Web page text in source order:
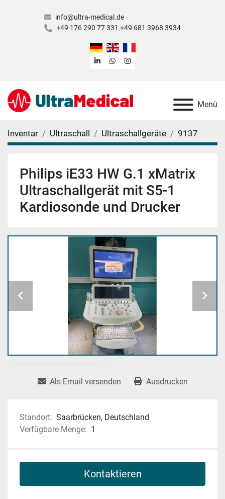
info@ultra-medical.de
+49 176 290 77 331 +49 681 3968 3934
linkedinwhatsappinstagram
Menü
Inventar Ultraschall Ultraschallgeräte 9137
Philips iE33 HW G.1 xMatrix
Ultraschallgerät mit S5-1
Kardiosonde und Drucker
Als Email versenden Ausdrucken
Standort: Saarbrücken, Deutschland
Verfügbare Menge: 1
Kontaktieren